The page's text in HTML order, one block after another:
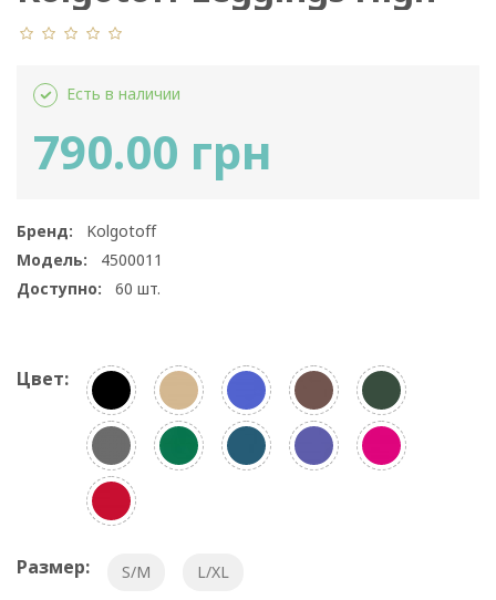
Waisted
Есть в наличии
790.00 грн
Бренд:
Kolgotoff
Модель:
4500011
Доступно:
60 шт.
Цвет:
Размер: S/M L/XL